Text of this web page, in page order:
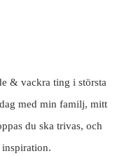
& vackra ting i största
med min familj, mitt
du ska trivas, och
inspiration.